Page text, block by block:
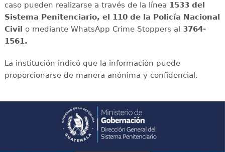
caso pueden realizarse a través de la línea 1533 del
Sistema Penitenciario, el 110 de la Policía Nacional
Civil
o mediante WhatsApp Crime Stoppers al 3764-
1561.
La institución indicó que la información puede
proporcionarse de manera anónima y confidencial.